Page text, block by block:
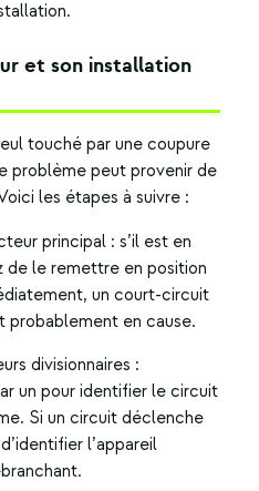
et son installation
touché par une coupure
problème peut provenir de
les étapes à suivre :
principal : s’il est en
de le remettre en position
un court-circuit
probablement en cause.
divisionnaires :
un pour identifier le circuit
Si un circuit déclenche
l’appareil